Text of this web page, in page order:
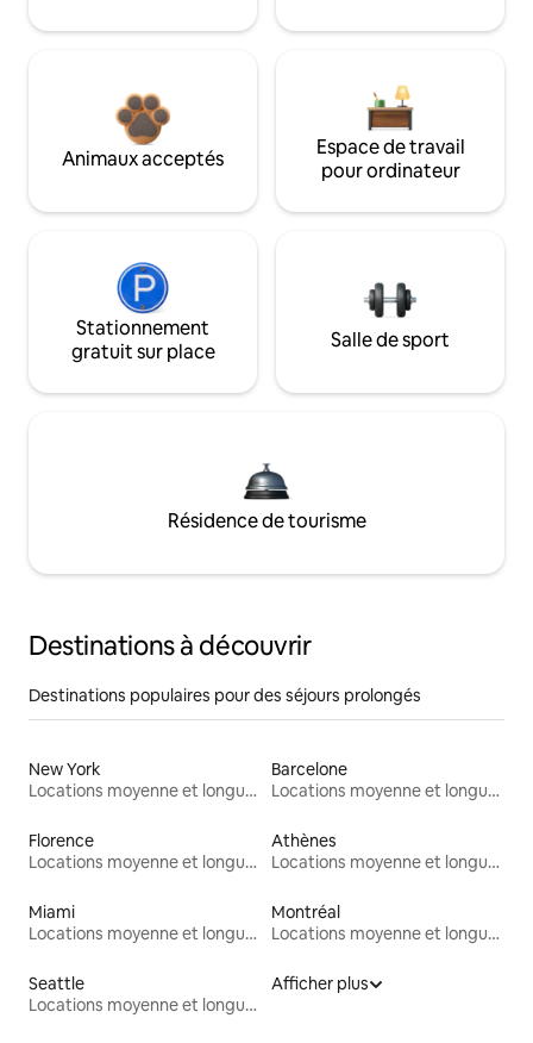
Animaux acceptés
Espace de travail
pour ordinateur
Stationnement
gratuit sur place
Salle de sport
Résidence de tourisme
Destinations à découvrir
Destinations populaires pour des séjours prolongés
New York
Locations moyenne et longue durée
Barcelone
Locations moyenne et longue durée
Florence
Locations moyenne et longue durée
Athènes
Locations moyenne et longue durée
Miami
Locations moyenne et longue durée
Montréal
Locations moyenne et longue durée
Seattle
Locations moyenne et longue durée
Afficher plus